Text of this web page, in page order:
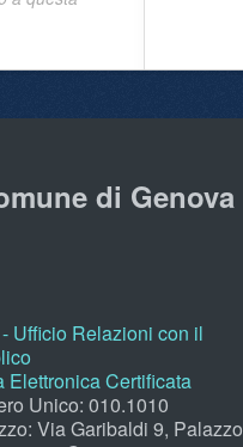
di Genova
Ufficio Relazioni con il
Elettronica Certificata
Unico: 010.1010
Via Garibaldi 9, Palazzo